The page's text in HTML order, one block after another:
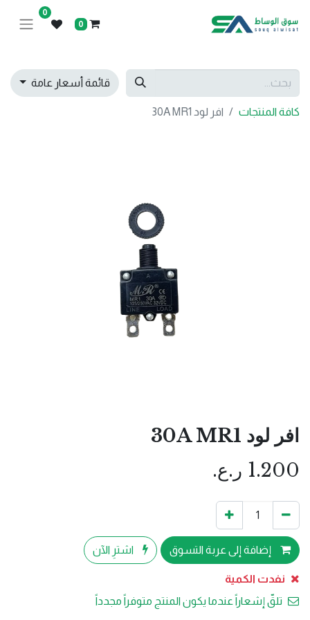
0
0
قائمة أسعار عامة
كافة المنتجات افر لود 30A MR1
افر لود 30A MR1
1.200 ر.ع.
إضافة إلى عربة التسوق اشترِ الآن
نفدت الكمية
تلقّ إشعاراً عندما يكون المنتج متوفراً مجدداً